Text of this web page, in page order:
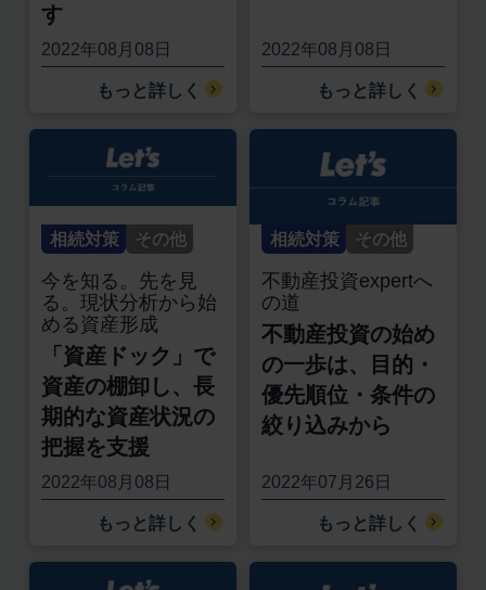
す
2022年08月08日
もっと詳しく
2022年08月08日
もっと詳しく
相続対策 その他
今を知る。先を見
る。現状分析から始
める資産形成
「資産ドック」で
資産の棚卸し、長
期的な資産状況の
把握を支援
2022年08月08日
もっと詳しく
相続対策 その他
不動産投資expertへ
の道
不動産投資の始め
の一歩は、目的・
優先順位・条件の
絞り込みから
2022年07月26日
もっと詳しく